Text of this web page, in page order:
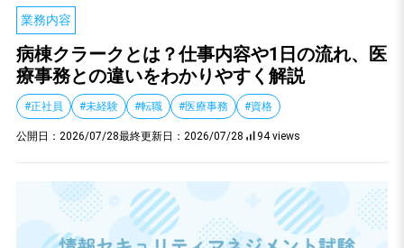
業務内容
病棟クラークとは？仕事内容や1日の流れ、医
療事務との違いをわかりやすく解説
#正社員 #未経験 #転職 #医療事務 #資格
公開日： 2026/07/28最終更新日： 2026/07/28 94 views